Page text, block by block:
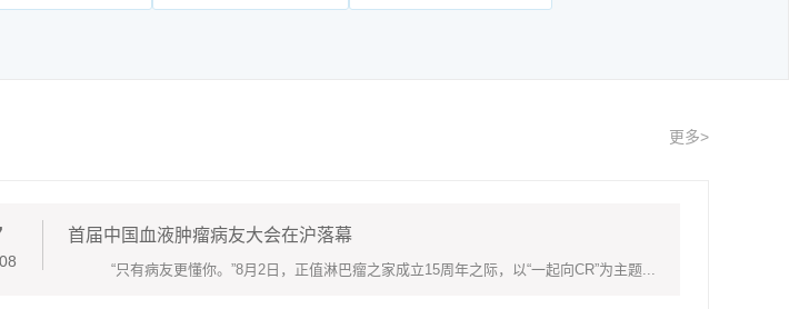
更多>
首届中国血液肿瘤病友大会在沪落幕
“只有病友更懂你。”8月2日，正值淋巴瘤之家成立15周年之际，以“一起向CR”为主题...